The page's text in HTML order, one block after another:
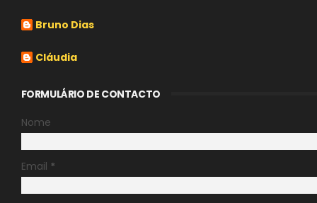
Bruno Dias
Cláudia
FORMULÁRIO DE CONTACTO
Nome
Email *